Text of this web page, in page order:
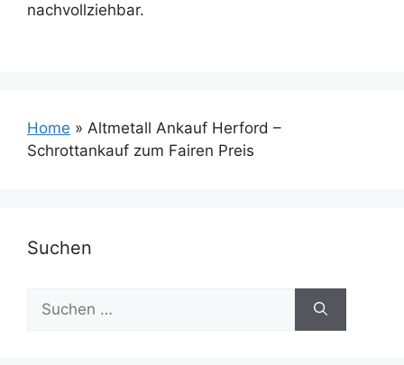
nachvollziehbar.
Home » Altmetall Ankauf Herford –
Schrottankauf zum Fairen Preis
Suchen
nach: